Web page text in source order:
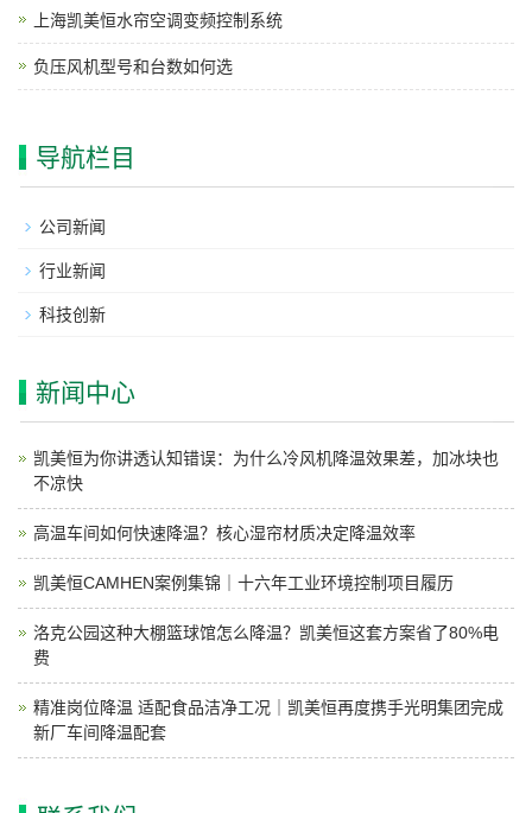
上海凯美恒水帘空调变频控制系统
负压风机型号和台数如何选
导航栏目
公司新闻
行业新闻
科技创新
新闻中心
凯美恒为你讲透认知错误：为什么冷风机降温效果差，加冰块也
不凉快
高温车间如何快速降温？核心湿帘材质决定降温效率
凯美恒CAMHEN案例集锦｜十六年工业环境控制项目履历
洛克公园这种大棚篮球馆怎么降温？凯美恒这套方案省了80%电
费
精准岗位降温 适配食品洁净工况｜凯美恒再度携手光明集团完成
新厂车间降温配套